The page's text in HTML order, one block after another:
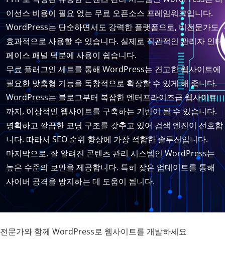
이선스 비용이 필요 없는 무료 오픈소스 프레임워크입니다.
WordPress는 단순하면서도 강력한 플랫폼으로, 비전문가도
효과적으로 사용할 수 있습니다. 실제로 직관적인 관리자 인터
페이스 패널 덕분에 사용이 쉽습니다.
무료 플러그인 세트를 통해 WordPress는 견고한 웹사이트에
필요한 맞춤형 기능을 독창적으로 확장할 수 있게 해 줍니다.
WordPress는 블로그부터 복잡한 엔터프라이즈급 웹사이트
까지, 이상적인 웹사이트를 구축하는 기반이 될 수 있습니다.
명확하고 깔끔한 코딩 구조를 갖추고 있어 검색 엔진이 선호합
니다. 따라서 SEO 순위 향상에 가장 적합한 솔루션입니다.
마지막으로, 잘 알려진 콘텐츠 관리 시스템인 WordPress는
높은 수준의 보안을 제공합니다. 특히 잦은 업데이트를 통해
사이버 공격을 방지하는 데 도움이 됩니다.
전문가와 함께 WordPress로 웹사이트를 개발하세요